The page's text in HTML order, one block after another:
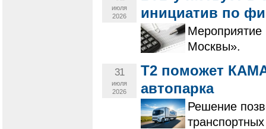
июля
2026
инициатив по
Мероприятие
Москвы».
31
июля
2026
T2 поможет
автопарка
Решение